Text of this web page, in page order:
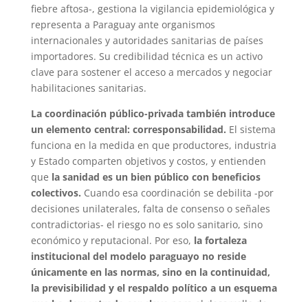
fiebre aftosa-, gestiona la vigilancia epidemiológica y
representa a Paraguay ante organismos
internacionales y autoridades sanitarias de países
importadores. Su credibilidad técnica es un activo
clave para sostener el acceso a mercados y negociar
habilitaciones sanitarias.
La coordinación público-privada también introduce
un elemento central: corresponsabilidad. El sistema
funciona en la medida en que productores, industria
y Estado comparten objetivos y costos, y entienden
que la sanidad es un bien público con beneficios
colectivos. Cuando esa coordinación se debilita -por
decisiones unilaterales, falta de consenso o señales
contradictorias- el riesgo no es solo sanitario, sino
económico y reputacional. Por eso, la fortaleza
institucional del modelo paraguayo no reside
únicamente en las normas, sino en la continuidad,
la previsibilidad y el respaldo político a un esquema